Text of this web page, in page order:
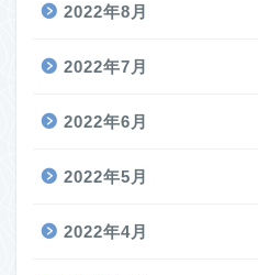
2022年8月
2022年7月
2022年6月
2022年5月
2022年4月